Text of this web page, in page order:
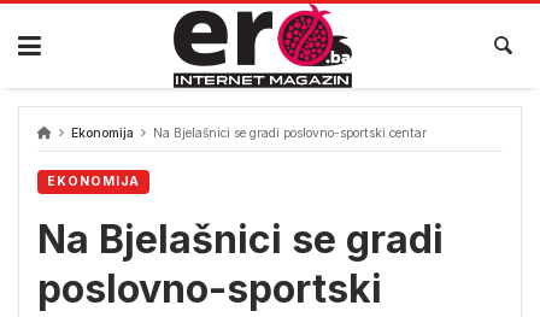
Skip
content
Ekonomija Na Bjelašnici se gradi poslovno-sportski centar
EKONOMIJA
Na Bjelašnici se gradi
poslovno-sportski